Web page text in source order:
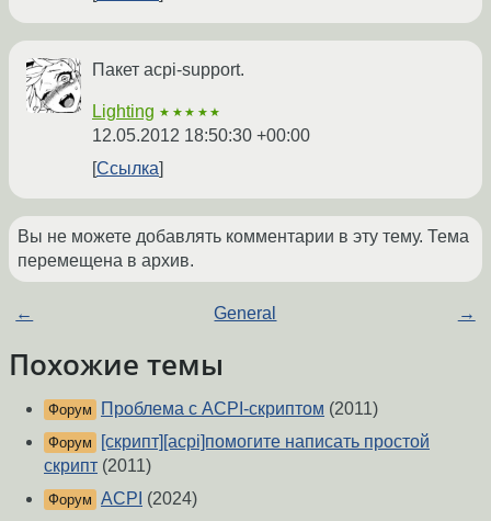
Пакет acpi-support.
Lighting ★★★★★
12.05.2012 18:50:30 +00:00
Ссылка
Вы не можете добавлять комментарии в эту тему. Тема
перемещена в архив.
← General →
Похожие темы
Форум Проблема с ACPI-скриптом (2011)
Форум
[скрипт][acpi]помогите написать простой
скрипт (2011)
Форум ACPI (2024)